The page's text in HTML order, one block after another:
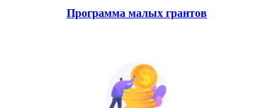
Программа малых грантов